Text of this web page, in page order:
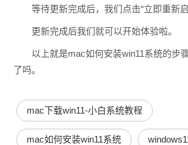
等待更新完成后，我们点击“立即重新启
更新完成后我们就可以开始体验啦。
以上就是mac如何安装win11系统的步
了吗。
mac下载win11-小白系统教程
mac如何安装win11系统